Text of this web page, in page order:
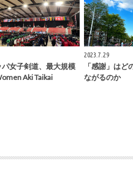
パ女子剣道、最大規模
Aki Taikai
2023.7.29
「感謝」はど
ながるのか